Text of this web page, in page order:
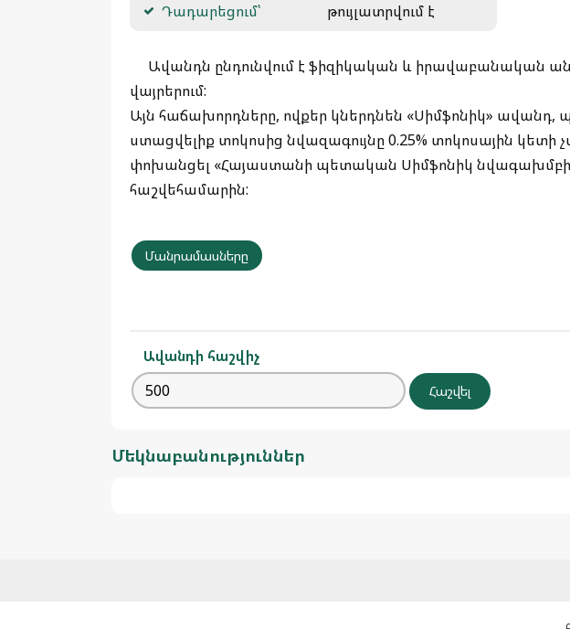
Դադարեցում՝
թույլատրվում է
Ավանդն ընդունվում է ֆիզիկական և իրավաբանական
վայրերում:
Այն հաճախորդները, ովքեր կներդնեն «Սիմֆոնիկ»
ստացվելիք տոկոսից նվազագույնը 0.25% տոկոսային կետի
փոխանցել «Հայաստանի պետական Սիմֆոնիկ
հաշվեհամարին:
Մանրամասները
Ավանդի հաշվիչ
Մեկնաբանություններ